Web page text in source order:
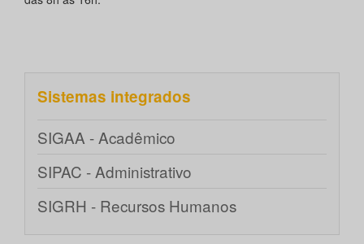
Sistemas integrados
SIGAA - Acadêmico
SIPAC - Administrativo
SIGRH - Recursos Humanos